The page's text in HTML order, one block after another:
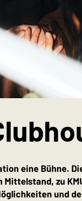
eine Bühne.
zu
und